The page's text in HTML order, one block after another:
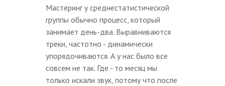
Мастеринг у среднестатистической
группы обычно процесс, который
занимает день-два. Выравниваются
треки, частотно - динамически
упорядочиваются. А у нас было все
совсем не так. Где - то месяц мы
только искали звук, потому что после